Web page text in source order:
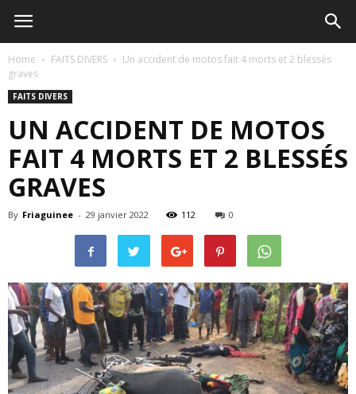
Home FAITS DIVERS
Un accident de motos fait 4 morts et 2 blessés
graves
FAITS DIVERS
UN ACCIDENT DE MOTOS
FAIT 4 MORTS ET 2 BLESSÉS
GRAVES
By Friaguinee - 29 janvier 2022 112 0